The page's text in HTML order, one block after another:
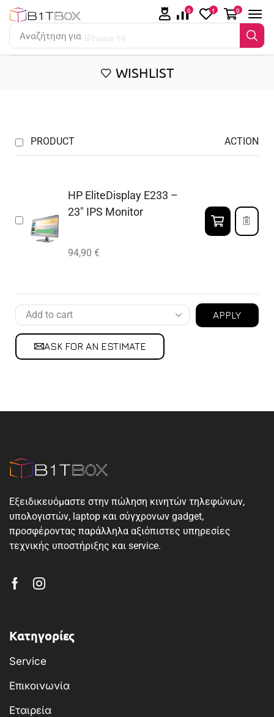
Αναζήτηση για iPhone 14
0 1 0
WISHLIST
PRODUCT ACTION
HP EliteDisplay E233 –
23″ IPS Monitor
94,90 €
APPLY
ASK FOR AN ESTIMATE
Εξειδικευόμαστε στην πώληση κινητών τηλεφώνων,
υπολογιστών, laptop και σύγχρονων gadget,
προσφέροντας παράλληλα αξιόπιστες υπηρεσίες
τεχνικής υποστήριξης και service.
Κατηγορίες
Service
Επικοινωνία
Εταιρεία